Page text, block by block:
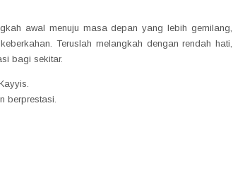
awal menuju masa depan yang lebih gemilang,
Teruslah melangkah dengan rendah hati,
bagi sekitar.
berprestasi.